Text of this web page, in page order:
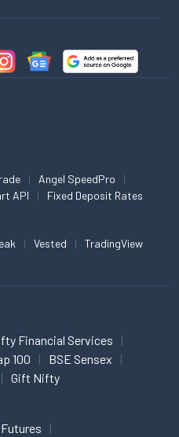
Angel SpeedPro
API Fixed Deposit Rates
Vested TradingView
Financial Services
100
BSE Sensex
Gift Nifty